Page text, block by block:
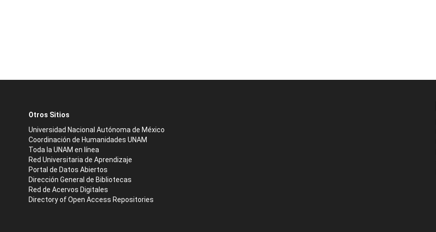
Otros Sitios
Universidad Nacional Autónoma de México
Coordinación de Humanidades UNAM
Toda la UNAM en línea
Red Universitaria de Aprendizaje
Portal de Datos Abiertos
Dirección General de Bibliotecas
Red de Acervos Digitales
Directory of Open Access Repositories